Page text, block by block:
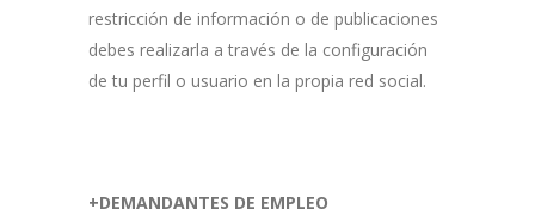
restricción de información o de publicaciones
debes realizarla a través de la configuración
de tu perfil o usuario en la propia red social.
+DEMANDANTES DE EMPLEO